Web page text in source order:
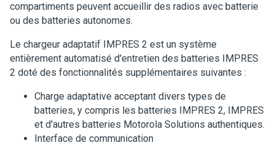
compartiments peuvent accueillir des radios avec batterie
ou des batteries autonomes.
Le chargeur adaptatif IMPRES 2 est un système
entièrement automatisé d'entretien des batteries IMPRES
2 doté des fonctionnalités supplémentaires suivantes :
Charge adaptative acceptant divers types de
batteries, y compris les batteries IMPRES 2, IMPRES
et d'autres batteries Motorola Solutions authentiques.
Interface de communication